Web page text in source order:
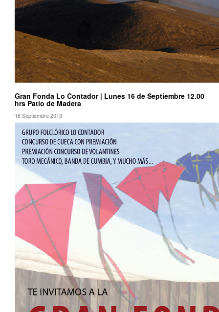
Gran Fonda Lo Contador | Lunes 16 de Septiembre 12.00
hrs Patio de Madera
16 Septiembre 2013